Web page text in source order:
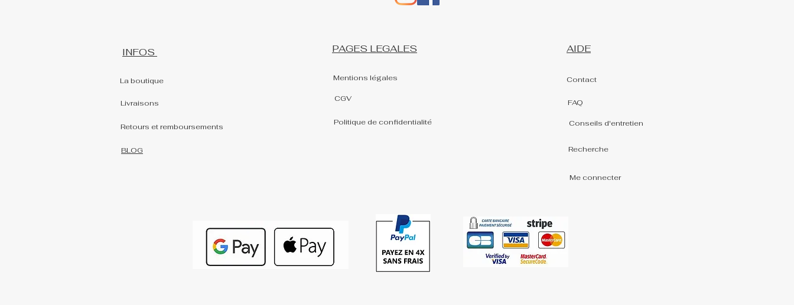
INFOS
La boutique
Livraisons
Retours et remboursements
BLOG
PAGES LEGALES
Mentions légales
CGV
Politique de confidentialité
AIDE
Contact
FAQ
Conseils d'entretien
Recherche
Me connecter